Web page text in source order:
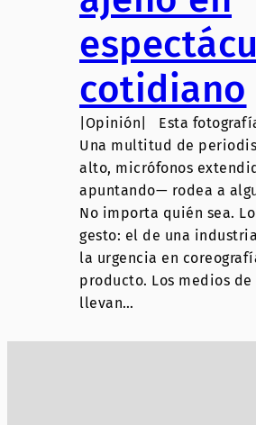
cotidiano
|Opinión| Esta
Una multitud de
alto, micrófonos
apuntando— rodea a
No importa quién sea.
gesto: el de una
la urgencia en
producto. Los medios
llevan…